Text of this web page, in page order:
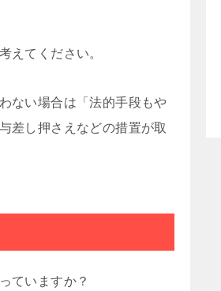
えてください。
ない場合は「法的手段もや
差し押さえなどの措置が取
ていますか？